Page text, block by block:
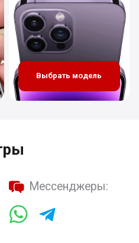
Выбрать модель
Мессенджеры: